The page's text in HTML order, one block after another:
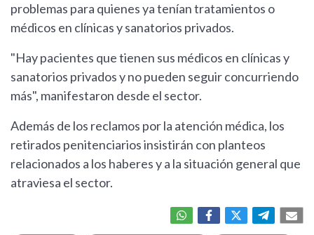
problemas para quienes ya tenían tratamientos o
médicos en clínicas y sanatorios privados.
"Hay pacientes que tienen sus médicos en clínicas y
sanatorios privados y no pueden seguir concurriendo
más", manifestaron desde el sector.
Además de los reclamos por la atención médica, los
retirados penitenciarios insistirán con planteos
relacionados a los haberes y a la situación general que
atraviesa el sector.